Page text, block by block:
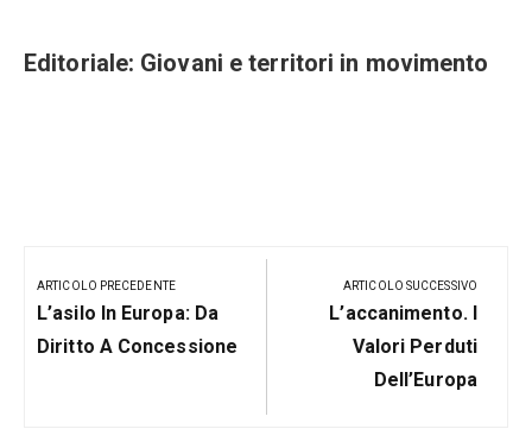
Editoriale: Giovani e territori in movimento
articoli
ARTICOLO PRECEDENTE
Articolo
Precedente:
L’asilo In Europa: Da
Diritto A Concessione
ARTICOLO SUCCESSIVO
Prossimo
Post
L’accanimento. I
Valori Perduti
Dell’Europa